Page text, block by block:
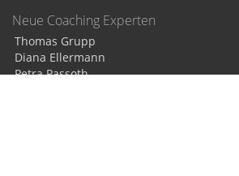
Neue Coaching Experten
Thomas Grupp
Diana Ellermann
Petra Passoth